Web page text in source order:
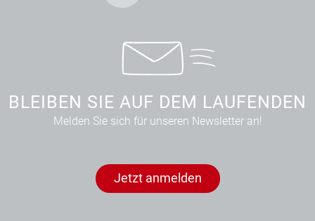
BLEIBEN SIE AUF DEM LAUFENDEN
Melden Sie sich für unseren Newsletter an!
Jetzt anmelden